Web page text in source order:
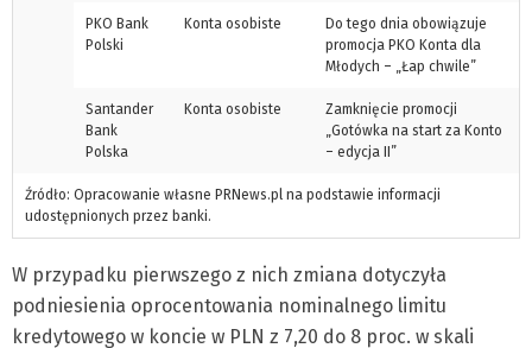
PKO Bank
Polski
Konta osobiste
Do tego dnia obowiązuje
promocja PKO Konta dla
Młodych – „Łap chwile”
Santander
Bank
Polska
Konta osobiste
Zamknięcie promocji
„Gotówka na start za Konto
– edycja II”
Źródło: Opracowanie własne PRNews.pl na podstawie informacji
udostępnionych przez banki.
W przypadku pierwszego z nich zmiana dotyczyła
podniesienia oprocentowania nominalnego limitu
kredytowego w koncie w PLN z 7,20 do 8 proc. w skali